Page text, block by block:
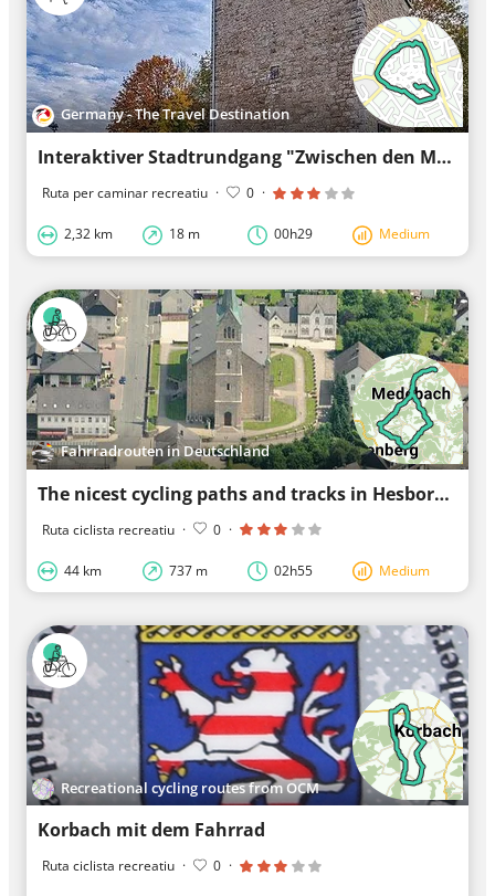
Germany - The Travel Destination
Interaktiver Stadtrundgang "Zwischen den Mauern"
Ruta per caminar recreatiu · 0 ·
2,32 km 18 m 00h29 Medium
Fahrradrouten in Deutschland
The nicest cycling paths and tracks in Hesborn
Ruta ciclista recreatiu · 0 ·
44 km 737 m 02h55 Medium
Recreational cycling routes from OCM
Korbach mit dem Fahrrad
Ruta ciclista recreatiu · 0 ·